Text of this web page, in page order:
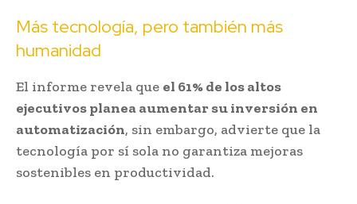
Más tecnología, pero también más
humanidad
El informe revela que el 61% de los altos
ejecutivos planea aumentar su inversión en
automatización, sin embargo, advierte que la
tecnología por sí sola no garantiza mejoras
sostenibles en productividad.